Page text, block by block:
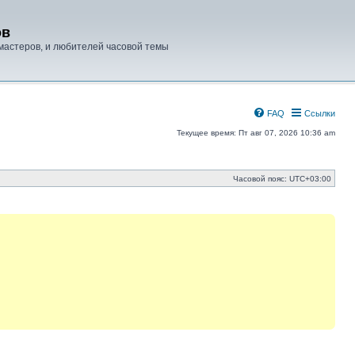
и любителей часовой темы
Ссылки
FAQ
Текущее время: Пт авг 07, 2026 10:36 am
Часовой пояс: UTC+03:00